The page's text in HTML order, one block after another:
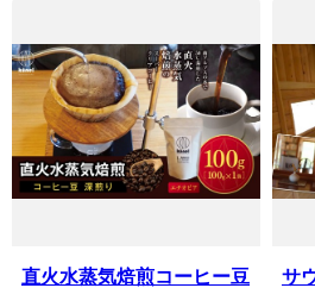
直火水蒸気焙煎コーヒー豆
サ